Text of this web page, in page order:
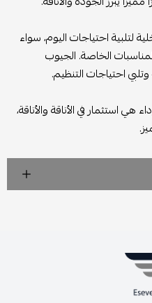
لتلبية احتياجات اليوم، سواء
الخاصة. الجيوب
احتياجات التنظيم.
استثمار في الأناقة والأناقة،